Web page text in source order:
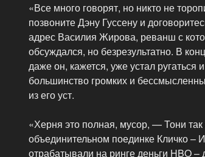
«Все много говорят, но никто не
позвоните Дэну Гуссену и
адрес Василия Жирова, реванш с
обсуждался, но безрезультатно. В
даже он, кажется, уже устал ругаться
большинство громких и
из его уст.
«Херня это полная, мусор, — Тони так
объединительном поединке Кличко –
отрабатывали на ринге деньги HBO –